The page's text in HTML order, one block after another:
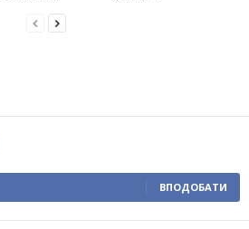
ВПОДОБАТИ